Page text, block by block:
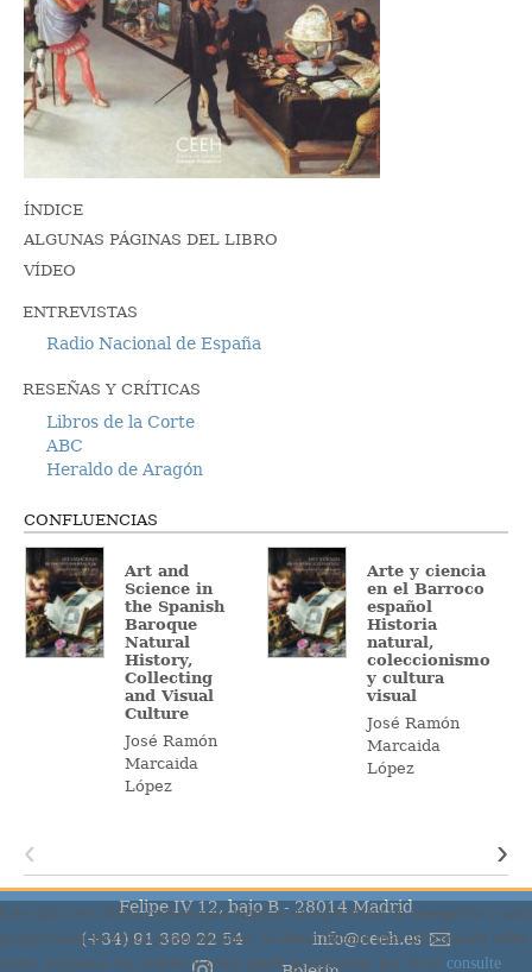
ÍNDICE
ALGUNAS PÁGINAS DEL LIBRO
VÍDEO
ENTREVISTAS
Radio Nacional de España
RESEÑAS Y CRÍTICAS
Libros de la Corte
ABC
Heraldo de Aragón
CONFLUENCIAS
Art and
Science in
the Spanish
Baroque
Natural
History,
Collecting
and Visual
Culture
José Ramón
Marcaida
López
Arte y ciencia
en el Barroco
español
Historia
natural,
coleccionismo
y cultura
visual
José Ramón
Marcaida
López
‹ ›
Felipe IV 12, bajo B - 28014 Madrid
(+34) 91 369 22 54
info@ceeh.es